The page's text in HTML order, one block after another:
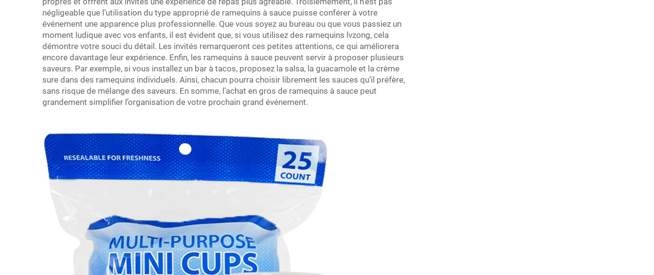
négligeable que l’utilisation du type approprié de ramequins à sauce puisse conférer à votre
événement une apparence plus professionnelle. Que vous soyez au bureau ou que vous passiez un
moment ludique avec vos enfants, il est évident que, si vous utilisez des ramequins lvzong, cela
démontre votre souci du détail. Les invités remarqueront ces petites attentions, ce qui améliorera
encore davantage leur expérience. Enfin, les ramequins à sauce peuvent servir à proposer plusieurs
saveurs. Par exemple, si vous installez un bar à tacos, proposez la salsa, la guacamole et la crème
sure dans des ramequins individuels. Ainsi, chacun pourra choisir librement les sauces qu’il préfère,
sans risque de mélange des saveurs. En somme, l’achat en gros de ramequins à sauce peut
grandement simplifier l’organisation de votre prochain grand événement.